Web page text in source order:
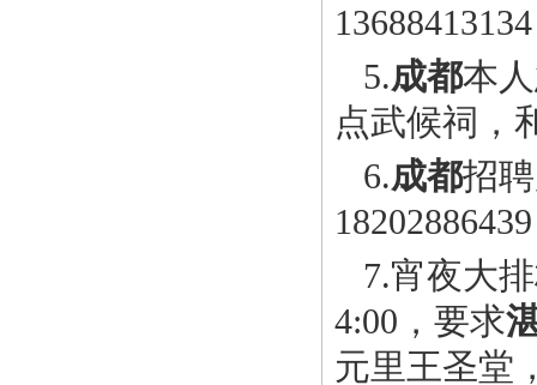
13688413134
5.成都本
点武候祠，
6.成都招
18202886439
7.宵夜大
4:00，要求
元里王圣堂